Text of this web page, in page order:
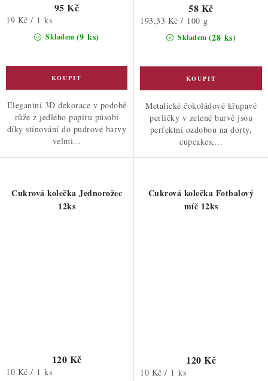
Skladem (9 ks)
95 Kč
Měrná
19 Kč / 1 ks
Elegantní 3D dekorace v podobě
růže z jedlého papíru působí
díky stínování do pudrové barvy
velmi...
Skladem (28 ks)
58 Kč
Měrná
193,33 Kč / 100 g
Metalické čokoládové křupavé
perličky v zelené barvě jsou
perfektní ozdobou na dorty,
cupcakes,...
Cukrová kolečka Jednorožec
12ks
120 Kč
Měrná
10 Kč / 1 ks
Cukrová kolečka Fotbalový
míč 12ks
120 Kč
Měrná
10 Kč / 1 ks